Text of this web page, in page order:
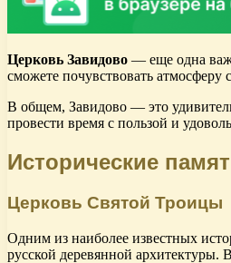
Церковь Завидово — еще одна
сможете почувствовать
В общем, Завидово — это
провести время с пользой и
Исторические
Церковь Святой Троицы
Одним из наиболее известных
русской деревянной